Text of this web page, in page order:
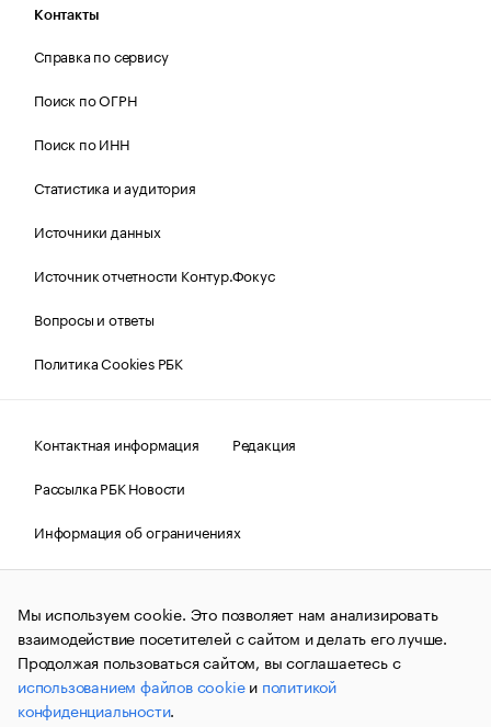
Контакты
Справка по сервису
Поиск по ОГРН
Поиск по ИНН
Статистика и аудитория
Источники данных
Источник отчетности Контур.Фокус
Вопросы и ответы
Политика Cookies РБК
Контактная информация
Редакция
Рассылка РБК Новости
Информация об ограничениях
Правовая информация
О соблюдении авторских прав
© АО «РОСБИЗНЕСКОНСАЛТИНГ»,1995–2026.Сообщения
и материалы информационного агентства «РБК»
(зарегистрировано Федеральной службой по надзору в сфере
связи, информационных технологий и массовых
коммуникаций (Роскомнадзор) 09.12.2015 за номером ИА
№ФС77-63848) сопровождаются пометкой «РБК». Отдельные
публикации могут содержать информацию,
Мы используем cookie. Это позволяет нам анализировать
взаимодействие посетителей с сайтом и делать его лучше.
Продолжая пользоваться сайтом, вы соглашаетесь с
использованием файлов cookieи политикой
конфиденциальности.